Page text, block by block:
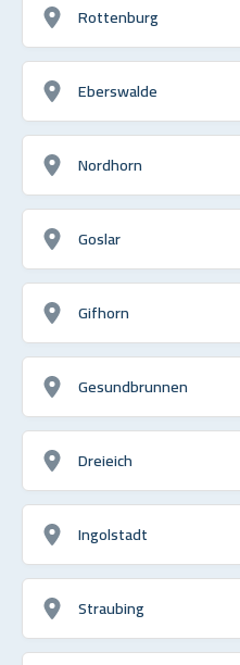
Rottenburg
Eberswalde
Nordhorn
Goslar
Gifhorn
Gesundbrunnen
Dreieich
Ingolstadt
Straubing